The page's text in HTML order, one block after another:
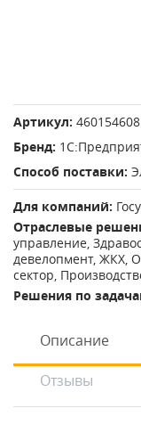
Артикул:
Бренд:
Способ поставки:
Для компаний:
Отраслевые
управление,
девелопмент, ЖКХ,
сектор,
Решения по
Описание
Отзывы